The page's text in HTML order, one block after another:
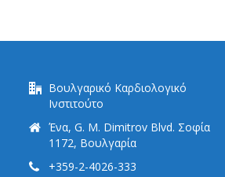
Βουλγαρικό Καρδιολογικό
Ινστιτούτο
Ένα, G. M. Dimitrov Blvd. Σοφία
1172, Βουλγαρία
+359-2-4026-333